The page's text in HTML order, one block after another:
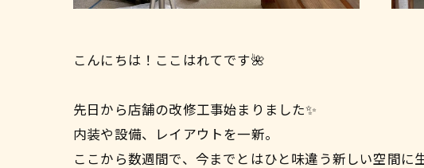
こんにちは！ここはれてです🌺
先日から店舗の改修工事始まりました✨
内装や設備、レイアウトを一新。
ここから数週間で、今までとはひと味違う新しい空間に